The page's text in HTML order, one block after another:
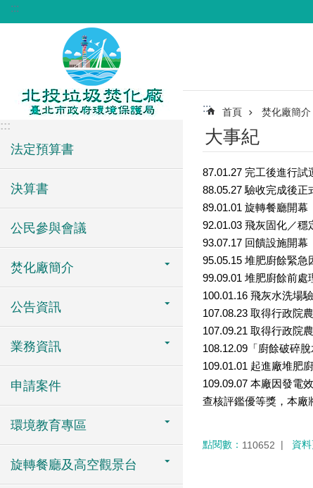
跳到主要內容區塊
:::
:::
法定預算書
決算書
公民參與會議
焚化廠簡介
公告資訊
業務資訊
申請案件
環境教育專區
旋轉餐廳及高空觀景台
::: 首頁 焚化廠簡介
大事紀
87.01.27 完工後進行試
88.05.27 驗收完成後正
89.01.01 旋轉餐廳開幕
92.01.03 飛灰固化／穩
93.07.17 回饋設施開幕
95.05.15 堆肥廚餘緊急
99.09.01 堆肥廚餘前處
100.01.16 飛灰水洗場
107.08.23 取得行政院
107.09.21 取得行政院
108.12.09「廚餘破碎
109.01.01 起進廠堆肥
109.09.07 本廠因發電
查核評鑑優等獎，本廠
點閱數： 110652 資料